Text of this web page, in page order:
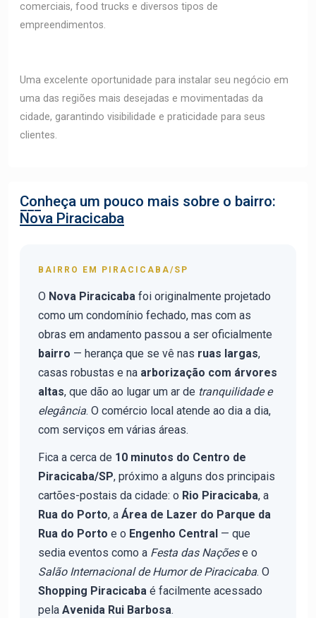
comerciais, food trucks e diversos tipos de
empreendimentos.
Uma excelente oportunidade para instalar seu negócio em
uma das regiões mais desejadas e movimentadas da
cidade, garantindo visibilidade e praticidade para seus
clientes.
Conheça um pouco mais sobre o bairro:
Nova Piracicaba
BAIRRO EM PIRACICABA/SP
O Nova Piracicaba foi originalmente projetado
como um condomínio fechado, mas com as
obras em andamento passou a ser oficialmente
bairro — herança que se vê nas ruas largas,
casas robustas e na arborização com árvores
altas, que dão ao lugar um ar de tranquilidade e
elegância. O comércio local atende ao dia a dia,
com serviços em várias áreas.
Fica a cerca de 10 minutos do Centro de
Piracicaba/SP, próximo a alguns dos principais
cartões-postais da cidade: o Rio Piracicaba, a
Rua do Porto, a Área de Lazer do Parque da
Rua do Porto e o Engenho Central — que
sedia eventos como a Festa das Naçõese o
Salão Internacional de Humor de Piracicaba. O
Shopping Piracicaba é facilmente acessado
pela Avenida Rui Barbosa.